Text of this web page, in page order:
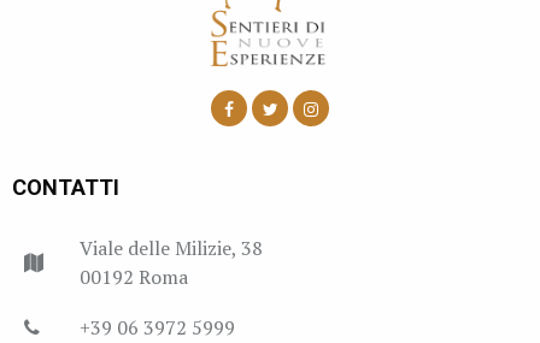
CONTATTI
Viale delle Milizie, 38
00192 Roma
+39 06 3972 5999